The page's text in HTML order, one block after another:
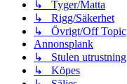
↳ Tyger/Matta
↳ Rigg/Säkerhet
↳ Övrigt/Off Topic
Annonsplank
↳ Stulen utrustning
↳ Köpes